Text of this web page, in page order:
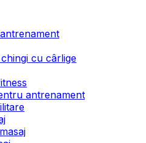
cu cârlige
antrenament